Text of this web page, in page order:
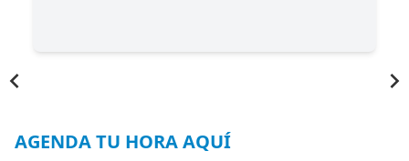
AGENDA TU HORA AQUÍ